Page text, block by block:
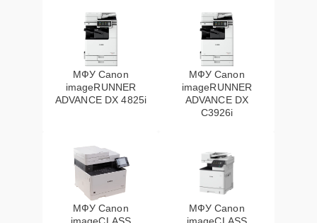
МФУ Canon
imageRUNNER
ADVANCE DX 4825i
МФУ Canon
imageRUNNER
ADVANCE DX
C3926i
МФУ Canon
МФУ Canon